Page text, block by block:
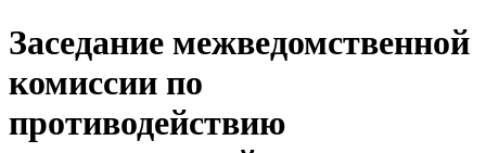
Заседание межведомственной
комиссии по
противодействию